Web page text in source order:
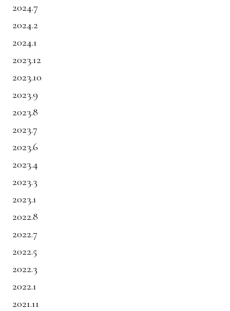
2024.7
2024.2
2024.1
2023.12
2023.10
2023.9
2023.8
2023.7
2023.6
2023.4
2023.3
2023.1
2022.8
2022.7
2022.5
2022.3
2022.1
2021.11